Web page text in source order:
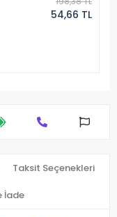
54,66 TL
Taksit Seçenekleri
İade